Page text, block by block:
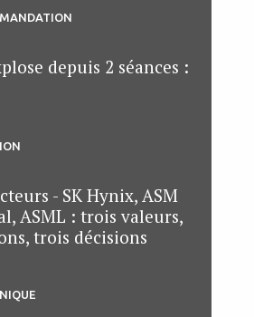
depuis 2 séances :
- SK Hynix, ASM
ASML : trois valeurs,
trois décisions